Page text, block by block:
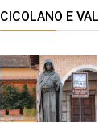
CICOLANO E